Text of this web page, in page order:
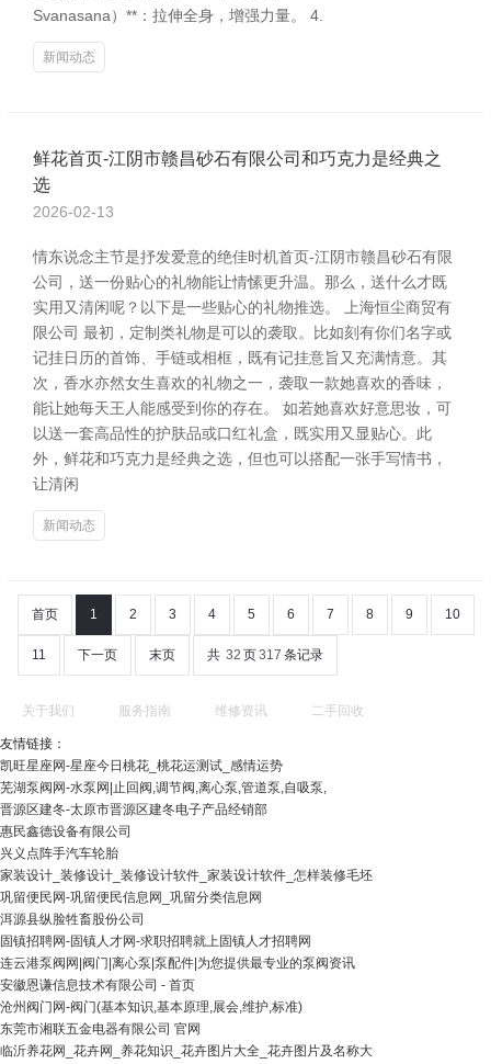
Svanasana）**：拉伸全身，增强力量。 4.
新闻动态
鲜花首页-江阴市赣昌砂石有限公司和巧克力是经典之
选
2026-02-13
情东说念主节是抒发爱意的绝佳时机首页-江阴市赣昌砂石有限
公司，送一份贴心的礼物能让情愫更升温。那么，送什么才既
实用又清闲呢？以下是一些贴心的礼物推选。 上海恒尘商贸有
限公司 最初，定制类礼物是可以的袭取。比如刻有你们名字或
记挂日历的首饰、手链或相框，既有记挂意旨又充满情意。其
次，香水亦然女生喜欢的礼物之一，袭取一款她喜欢的香味，
能让她每天王人能感受到你的存在。 如若她喜欢好意思妆，可
以送一套高品性的护肤品或口红礼盒，既实用又显贴心。此
外，鲜花和巧克力是经典之选，但也可以搭配一张手写情书，
让清闲
新闻动态
首页 1 2 3 4 5 6 7 8 9 10
11 下一页 末页 共 32 页317 条记录
关于我们 服务指南 维修资讯 二手回收
友情链接：
凯旺星座网-星座今日桃花_桃花运测试_感情运势
芜湖泵阀网-水泵网|止回阀,调节阀,离心泵,管道泵,自吸泵,
晋源区建冬-太原市晋源区建冬电子产品经销部
惠民鑫德设备有限公司
兴义点阵手汽车轮胎
家装设计_装修设计_装修设计软件_家装设计软件_怎样装修毛坯
巩留便民网-巩留便民信息网_巩留分类信息网
洱源县纵脸牲畜股份公司
固镇招聘网-固镇人才网-求职招聘就上固镇人才招聘网
连云港泵阀网|阀门|离心泵|泵配件|为您提供最专业的泵阀资讯
安徽恩谦信息技术有限公司 - 首页
沧州阀门网-阀门(基本知识,基本原理,展会,维护,标准)
东莞市湘联五金电器有限公司 官网
临沂养花网_花卉网_养花知识_花卉图片大全_花卉图片及名称大